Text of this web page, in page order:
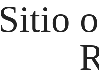
Sitio